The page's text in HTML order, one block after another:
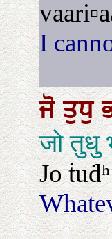
I
ਜੋਤੁਧੁ
जो तुधु
Jo